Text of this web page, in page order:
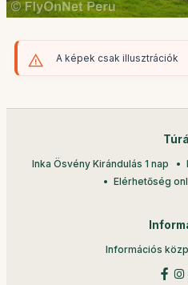
A képek csak illusztrációk
Inka Ösvény Kirándulás 1 nap
Elérhetőség
Információs